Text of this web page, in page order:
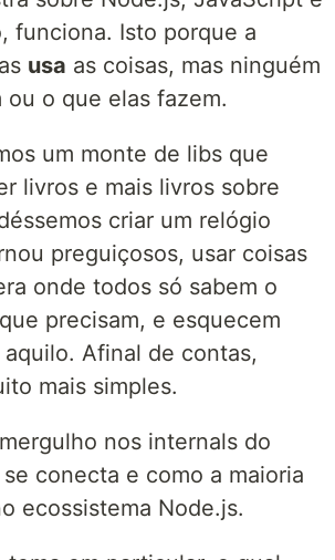
funciona. Isto porque a
usa as coisas, mas ninguém
o que elas fazem.
um monte de libs que
livros e mais livros sobre
criar um relógio
preguiçosos, usar coisas
onde todos só sabem o
precisam, e esquecem
Afinal de contas,
mais simples.
nos internals do
conecta e como a maioria
ecossistema Node.js.